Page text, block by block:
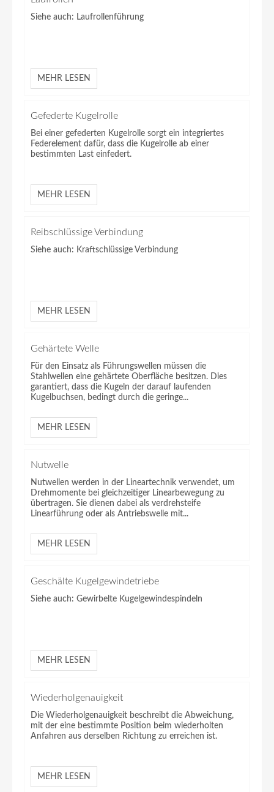
Siehe auch: Laufrollenführung
MEHR LESEN
Gefederte Kugelrolle
Bei einer gefederten Kugelrolle sorgt ein integriertes
Federelement dafür, dass die Kugelrolle ab einer
bestimmten Last einfedert.
MEHR LESEN
Reibschlüssige Verbindung
Siehe auch: Kraftschlüssige Verbindung
MEHR LESEN
Gehärtete Welle
Für den Einsatz als Führungswellen müssen die
Stahlwellen eine gehärtete Oberfläche besitzen. Dies
garantiert, dass die Kugeln der darauf laufenden
Kugelbuchsen, bedingt durch die geringe...
MEHR LESEN
Nutwelle
Nutwellen werden in der Lineartechnik verwendet, um
Drehmomente bei gleichzeitiger Linearbewegung zu
übertragen. Sie dienen dabei als verdrehsteife
Linearführung oder als Antriebswelle mit...
MEHR LESEN
Geschälte Kugelgewindetriebe
Siehe auch: Gewirbelte Kugelgewindespindeln
MEHR LESEN
Wiederholgenauigkeit
Die Wiederholgenauigkeit beschreibt die Abweichung,
mit der eine bestimmte Position beim wiederholten
Anfahren aus derselben Richtung zu erreichen ist.
MEHR LESEN